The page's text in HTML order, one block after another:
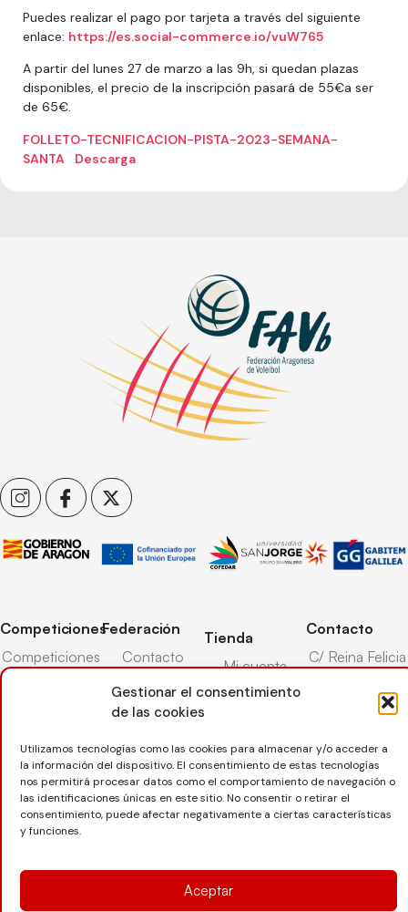
Gestionar el consentimiento
de las cookies
Utilizamos tecnologías como las cookies para almacenar y/o acceder a
la información del dispositivo. El consentimiento de estas tecnologías
nos permitirá procesar datos como el comportamiento de navegación o
las identificaciones únicas en este sitio. No consentir o retirar el
consentimiento, puede afectar negativamente a ciertas características
y funciones.
Aceptar
Puedes realizar el pago por tarjeta a través del siguiente
enlace: https://es.social-commerce.io/vuW765
A partir del lunes 27 de marzo a las 9h, si quedan plazas
disponibles, el precio de la inscripción pasará de 55€a ser
de 65€.
FOLLETO-TECNIFICACION-PISTA-2023-SEMANA-
SANTA
Descarga
Competiciones
Competiciones
Competiciones
Nieve
Federación
Contacto
Transparencia
Árbitros
Entrenadores
Seguro
deportivo
Tienda
Mi cuenta
Carrito
Pasarela pago
Devoluciones
Contacto
C/ Reina Felicia
50003,
Zaragoza
976 73 08 41
Desarrollado porTOOOLS